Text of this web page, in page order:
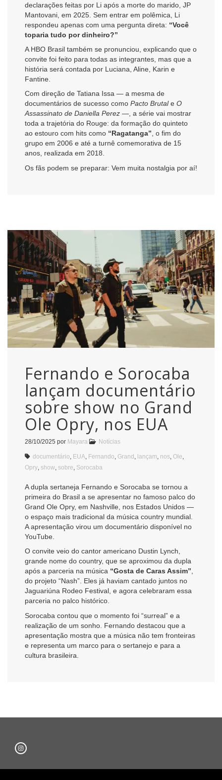
declarações feitas por Li após a morte do marido, JP
Mantovani, em 2025. Sem entrar em polêmica, Li
respondeu apenas com uma pergunta direta: “Você
toparia tudo por dinheiro?”
A HBO Brasil também se pronunciou, explicando que o
convite foi feito para todas as integrantes, mas que a
história será contada por Luciana, Aline, Karin e
Fantine.
Com direção de Tatiana Issa — a mesma de
documentários de sucesso como Pacto Brutale O
Assassinato de Daniella Perez —, a série vai mostrar
toda a trajetória do Rouge: da formação do quinteto
ao estouro com hits como “Ragatanga”, o fim do
grupo em 2006 e até a turnê comemorativa de 15
anos, realizada em 2018.
Os fãs podem se preparar: Vem muita nostalgia por aí!
Fernando e Sorocaba
lançam documentário
sobre show no Grand
Ole Opry, nos EUA
28/10/2025 por Mayara Notícias
documentário EUA Fernando Grand lançam nos Ole
Opry show sobre Sorocaba
A dupla sertaneja Fernando e Sorocaba se tornou a
primeira do Brasil a se apresentar no famoso palco do
Grand Ole Opry, em Nashville, nos Estados Unidos —
o espaço mais tradicional da música country mundial.
A apresentação virou um documentário disponível no
YouTube.
O convite veio do cantor americano Dustin Lynch,
grande nome do country, que se aproximou da dupla
após a parceria na música “Gosta de Caras Assim”
do projeto “Nash”. Eles já haviam cantado juntos no
Jaguariúna Rodeo Festival, e agora celebraram essa
parceria no palco histórico.
Sorocaba contou que o momento foi “surreal” e a
realização de um sonho. Fernando destacou que a
apresentação mostra que a música não tem fronteiras
e representa um marco para o sertanejo e para a
cultura brasileira.